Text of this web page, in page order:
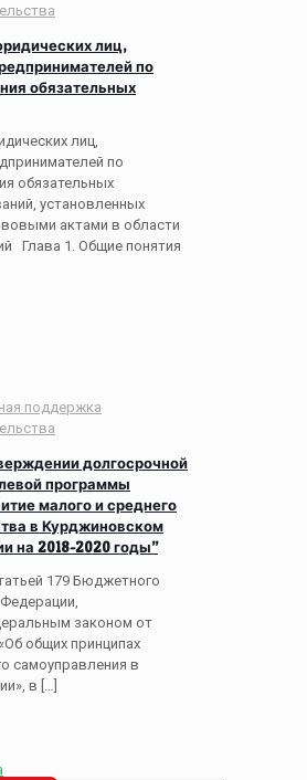
лиц,
по
обязательных
лиц,
по
обязательных
установленных
актами в области
Глава 1. Общие понятия
поддержка
долгосрочной
программы
малого и среднего
в Курджиновском
на 2018-2020 годы”
179 Бюджетного
законом от
общих принципах
самоуправления в
в […]